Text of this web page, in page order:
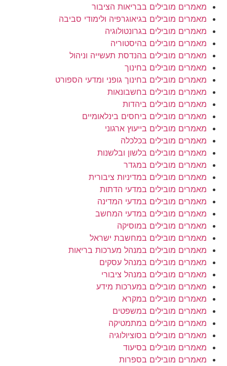
מאמרים מובילים בבריאות הציבור
מאמרים מובילים בגיאוגרפיה ולימודי סביבה
מאמרים מובילים בגרונטולוגיה
מאמרים מובילים בהיסטוריה
מאמרים מובילים בהנדסת תעשייה וניהול
מאמרים מובילים בחינוך
מאמרים מובילים בחינוך גופני ומדעי הספורט
מאמרים מובילים בחשבונאות
מאמרים מובילים ביהדות
מאמרים מובילים ביחסים בינלאומיים
מאמרים מובילים בייעוץ ארגוני
מאמרים מובילים בכלכלה
מאמרים מובילים בלשון ובלשנות
מאמרים מובילים במגדר
מאמרים מובילים במדיניות ציבורית
מאמרים מובילים במדעי הדתות
מאמרים מובילים במדעי המדינה
מאמרים מובילים במדעי המחשב
מאמרים מובילים במוסיקה
מאמרים מובילים במחשבת ישראל
מאמרים מובילים במנהל מערכות בריאות
מאמרים מובילים במנהל עסקים
מאמרים מובילים במנהל ציבורי
מאמרים מובילים במערכות מידע
מאמרים מובילים במקרא
מאמרים מובילים במשפטים
מאמרים מובילים במתמטיקה
מאמרים מובילים בסוציולוגיה
מאמרים מובילים בסיעוד
מאמרים מובילים בספרות